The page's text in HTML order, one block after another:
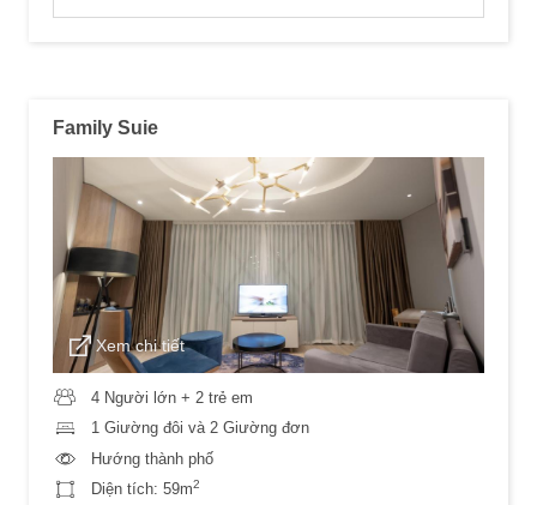
Family Suie
Xem chi tiết
4 Người lớn + 2 trẻ em
1 Giường đôi và 2 Giường đơn
Hướng thành phố
Diện tích: 59m2